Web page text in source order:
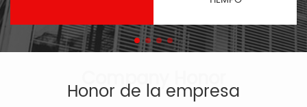
Honor de la empresa